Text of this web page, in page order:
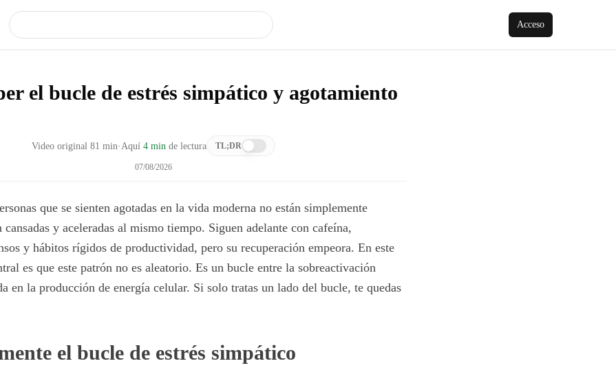
Acceso
el bucle de estrés simpático y agotamiento
Video original 81 min· Aquí 4 min de lectura TL;DR
07/08/2026
que se sienten agotadas en la vida moderna no están simplemente
cansadas y aceleradas al mismo tiempo. Siguen adelante con cafeína,
y hábitos rígidos de productividad, pero su recuperación empeora. En este
es que este patrón no es aleatorio. Es un bucle entre la sobreactivación
en la producción de energía celular. Si solo tratas un lado del bucle, te quedas
el bucle de estrés simpático